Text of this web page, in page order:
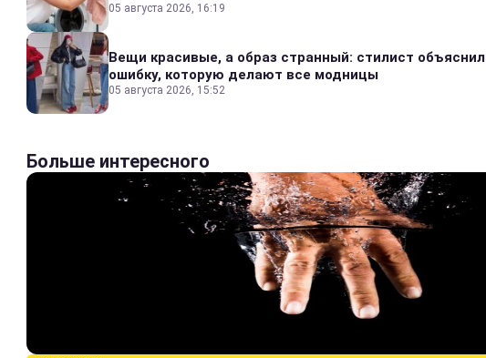
05 августа 2026, 16:19
Вещи красивые, а образ странный: стилист
ошибку, которую делают все модницы
05 августа 2026, 15:52
Больше интересного